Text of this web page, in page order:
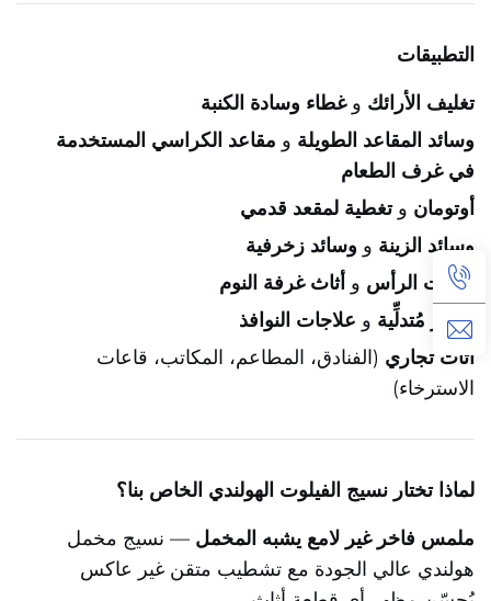
التطبيقات
تغليف الأرائك وغطاء وسادة الكنبة
وسائد المقاعد الطويلة و مقاعد الكراسي المستخدمة
في غرف الطعام
أوتومان وتغطية لمقعد قدمي
وسائد الزينة و وسائد زخرفية
لوحات الرأس و أثاث غرفة النوم
ستائر مُتدلِّية و علاجات النوافذ
أثاث تجاري (الفنادق، المطاعم، المكاتب، قاعات
الاسترخاء)
لماذا تختار نسيج الفيلوت الهولندي الخاص بنا؟
ملمس فاخر غير لامع يشبه المخمل — نسيج مخمل
هولندي عالي الجودة مع تشطيب متقن غير عاكس